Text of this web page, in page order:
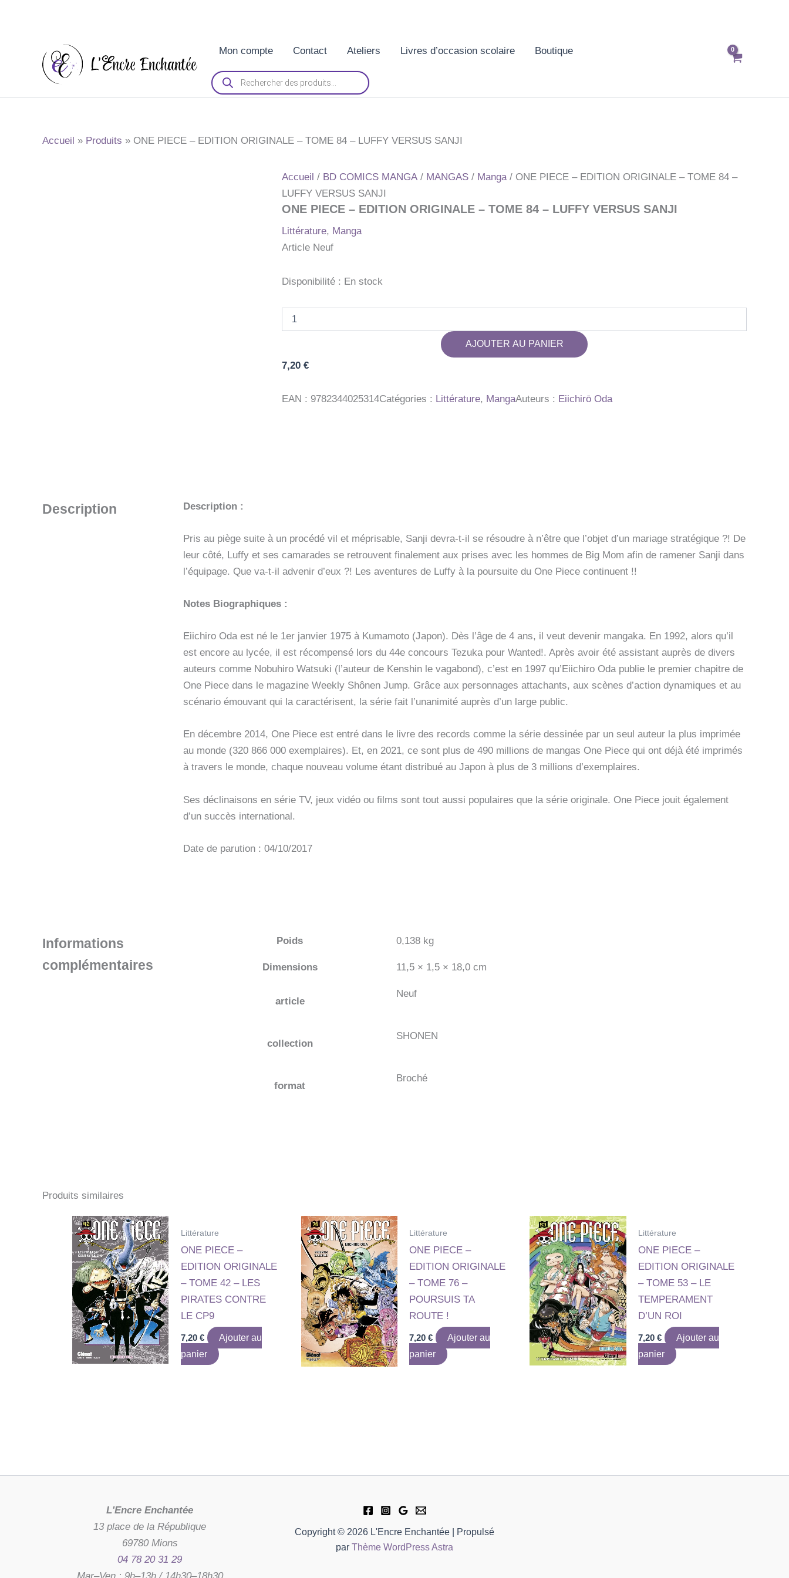
Mon compte Contact Ateliers Livres d’occasion scolaire Boutique
Recherche
de
produits
Accueil Produits ONE PIECE – EDITION ORIGINALE – TOME 84 – LUFFY VERSUS SANJI
Accueil / BD COMICS MANGA / MANGAS / Manga/ ONE PIECE – EDITION ORIGINALE – TOME 84 –
LUFFY VERSUS SANJI
ONE PIECE – EDITION ORIGINALE – TOME 84 – LUFFY VERSUS SANJI
Littérature, Manga
Article Neuf
Disponibilité : En stock
-
EDITION
-
AJOUTER AU PANIER
7,20 €
EAN : 9782344025314Catégories : Littérature, MangaAuteurs : Eiichirō Oda
Description Description :
Pris au piège suite à un procédé vil et méprisable, Sanji devra-t-il se résoudre à n’être que l’objet d’un mariage stratégique ?! De
leur côté, Luffy et ses camarades se retrouvent finalement aux prises avec les hommes de Big Mom afin de ramener Sanji dans
l’équipage. Que va-t-il advenir d’eux ?! Les aventures de Luffy à la poursuite du One Piece continuent !!
Notes Biographiques :
Eiichiro Oda est né le 1er janvier 1975 à Kumamoto (Japon). Dès l’âge de 4 ans, il veut devenir mangaka. En 1992, alors qu’il
est encore au lycée, il est récompensé lors du 44e concours Tezuka pour Wanted!. Après avoir été assistant auprès de divers
auteurs comme Nobuhiro Watsuki (l’auteur de Kenshin le vagabond), c’est en 1997 qu’Eiichiro Oda publie le premier chapitre de
One Piece dans le magazine Weekly Shônen Jump. Grâce aux personnages attachants, aux scènes d’action dynamiques et au
scénario émouvant qui la caractérisent, la série fait l’unanimité auprès d’un large public.
En décembre 2014, One Piece est entré dans le livre des records comme la série dessinée par un seul auteur la plus imprimée
au monde (320 866 000 exemplaires). Et, en 2021, ce sont plus de 490 millions de mangas One Piece qui ont déjà été imprimés
à travers le monde, chaque nouveau volume étant distribué au Japon à plus de 3 millions d’exemplaires.
Ses déclinaisons en série TV, jeux vidéo ou films sont tout aussi populaires que la série originale. One Piece jouit également
d’un succès international.
Date de parution : 04/10/2017
Informations
complémentaires
Poids 0,138 kg
Dimensions 11,5 × 1,5 × 18,0 cm
article
Neuf
collection
SHONEN
format
Broché
Produits similaires
Littérature
ONE PIECE –
EDITION ORIGINALE
– TOME 42 – LES
PIRATES CONTRE
LE CP9
7,20 €
Ajouter au
panier
Littérature
ONE PIECE –
EDITION ORIGINALE
– TOME 76 –
POURSUIS TA
ROUTE !
7,20€
Ajouter au
panier
Littérature
ONE PIECE –
EDITION ORIGINALE
– TOME 53 – LE
TEMPERAMENT
D’UN ROI
7,20€
Ajouter au
panier
L'Encre Enchantée
13 place de la République
69780 Mions
04 78 20 31 29
Mar–Ven : 9h–13h / 14h30–18h30
Copyright © 2026 L'Encre Enchantée | Propulsé
par Thème WordPress Astra